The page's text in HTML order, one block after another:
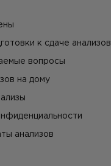
к сдаче анализов
вопросы
на дому
анализов